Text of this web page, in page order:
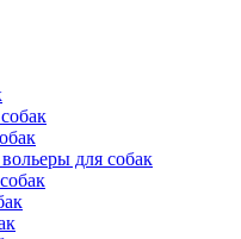
для собак